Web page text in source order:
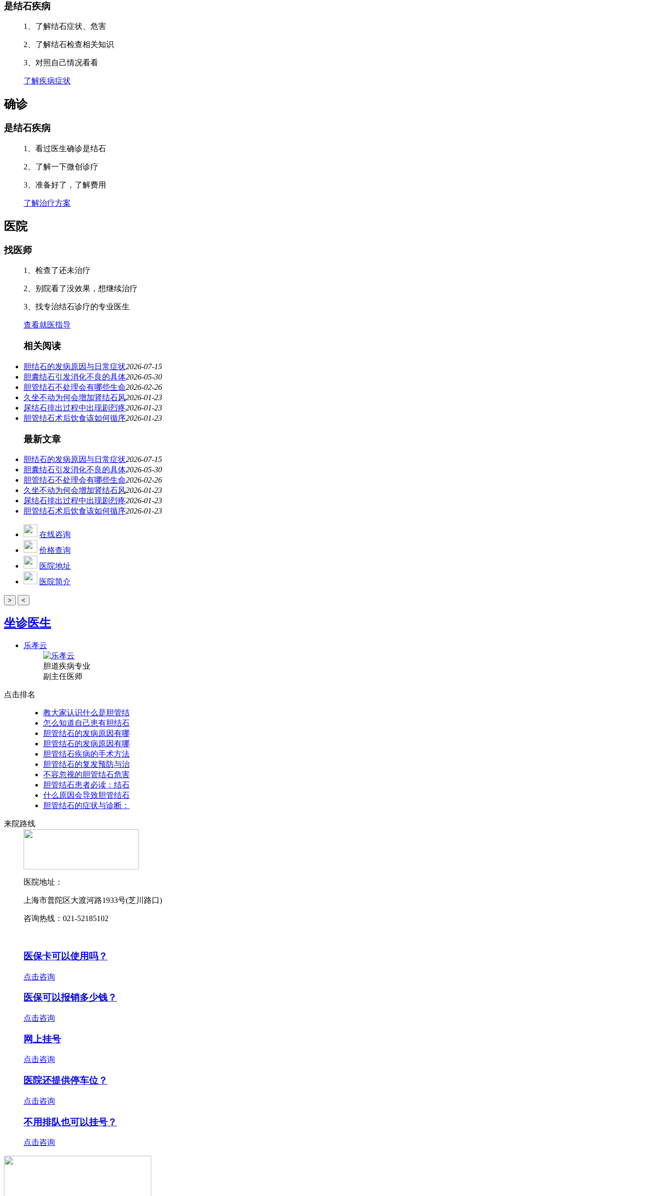
是结石疾病
1、了解结石症状、危害
2、了解结石检查相关知识
3、对照自己情况看看
了解疾病症状
确诊
是结石疾病
1、看过医生确诊是结石
2、了解一下微创诊疗
3、准备好了，了解费用
了解治疗方案
医院
找医师
1、检查了还未治疗
2、别院看了没效果，想继续治疗
3、找专治结石诊疗的专业医生
查看就医指导
相关阅读
胆结石的发病原因与日常症状2026-07-15
胆囊结石引发消化不良的具体2026-05-30
胆管结石不处理会有哪些生命2026-02-26
久坐不动为何会增加肾结石风2026-01-23
尿结石排出过程中出现剧烈疼2026-01-23
胆管结石术后饮食该如何循序2026-01-23
最新文章
胆结石的发病原因与日常症状2026-07-15
胆囊结石引发消化不良的具体2026-05-30
胆管结石不处理会有哪些生命2026-02-26
久坐不动为何会增加肾结石风2026-01-23
尿结石排出过程中出现剧烈疼2026-01-23
胆管结石术后饮食该如何循序2026-01-23
在线咨询
价格查询
医院地址
医院简介
> <
坐诊医生
乐孝云
胆道疾病专业
副主任医师
点击排名
教大家认识什么是胆管结
怎么知道自己患有胆结石
胆管结石的发病原因有哪
胆管结石的发病原因有哪
胆管结石疾病的手术方法
胆管结石的复发预防与治
不容忽视的胆管结石危害
胆管结石患者必读：结石
什么原因会导致胆管结石
胆管结石的症状与诊断：
来院路线
医院地址：
上海市普陀区大渡河路1933号(芝川路口)
咨询热线：021-52185102
医保卡可以使用吗？
点击咨询
医保可以报销多少钱？
点击咨询
网上挂号
点击咨询
医院还提供停车位？
点击咨询
不用排队也可以挂号？
点击咨询